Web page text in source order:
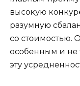
высокую
разумную
со стоимостью.
особенным и не
эту